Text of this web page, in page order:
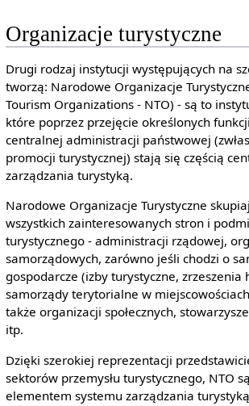
Organizacje turystyczne
Drugi rodzaj instytucji występujących na
tworzą: Narodowe Organizacje
Tourism Organizations - NTO) - są to
które poprzez przejęcie określonych
centralnej administracji państwowej
promocji turystycznej) stają się częścią
zarządzania turystyką.
Narodowe Organizacje Turystyczne
wszystkich zainteresowanych stron i
turystycznego - administracji rządowej,
samorządowych, zarówno jeśli chodzi o
gospodarcze (izby turystyczne, zrzeszenia
samorządy terytorialne w
także organizacji społecznych,
itp.
Dzięki szerokiej reprezentacji
sektorów przemysłu turystycznego, NTO
elementem systemu zarządzania